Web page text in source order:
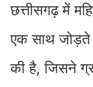
छत्तीसगढ़ में
एक साथ जोड़ते
की है, जिसने